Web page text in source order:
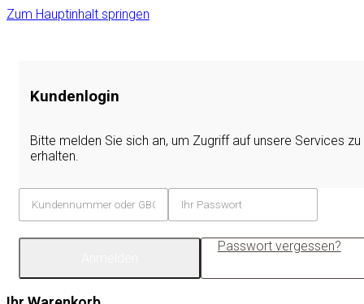
Zum Hauptinhalt springen
Kundenlogin
Bitte melden Sie sich an, um Zugriff auf unsere Services zu
erhalten.
Passwort vergessen?